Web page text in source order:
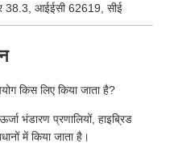
38.3, आईईसी 62619, सीई
किस लिए किया जाता है?
भंडारण प्रणालियों, हाइब्रिड
में किया जाता है।